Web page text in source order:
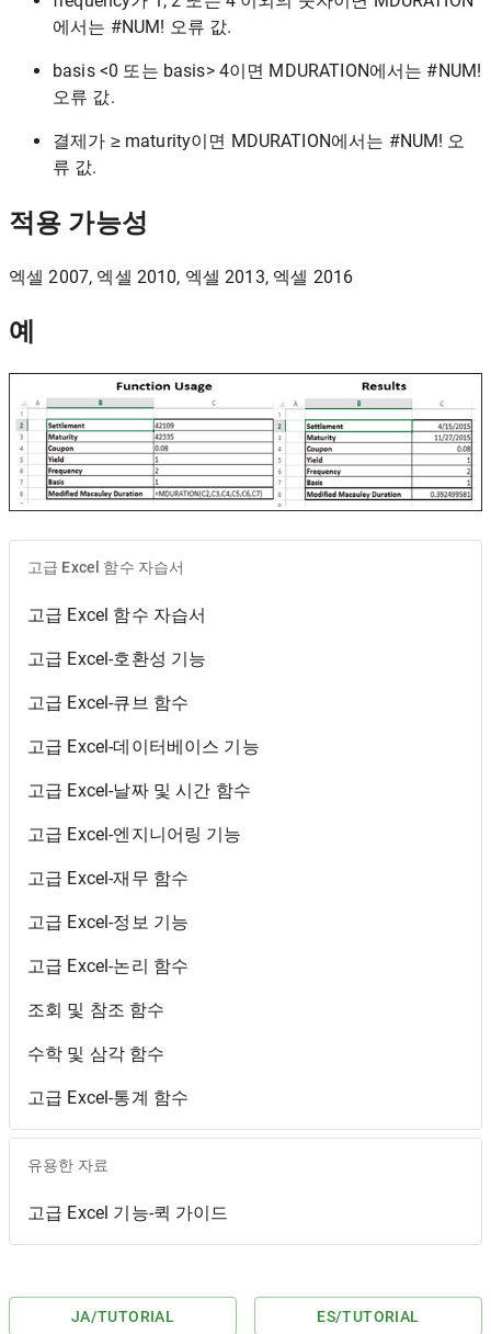
에서는 #NUM! 오류 값.
basis <0 또는 basis> 4이면 MDURATION에서는 #NUM!
오류 값.
결제가 ≥ maturity이면 MDURATION에서는 #NUM! 오
류 값.
적용 가능성
엑셀 2007, 엑셀 2010, 엑셀 2013, 엑셀 2016
예
고급 Excel 함수 자습서
고급 Excel 함수 자습서
고급 Excel-호환성 기능
고급 Excel-큐브 함수
고급 Excel-데이터베이스 기능
고급 Excel-날짜 및 시간 함수
고급 Excel-엔지니어링 기능
고급 Excel-재무 함수
고급 Excel-정보 기능
고급 Excel-논리 함수
조회 및 참조 함수
수학 및 삼각 함수
고급 Excel-통계 함수
유용한 자료
고급 Excel 기능-퀵 가이드
JA/TUTORIAL ES/TUTORIAL